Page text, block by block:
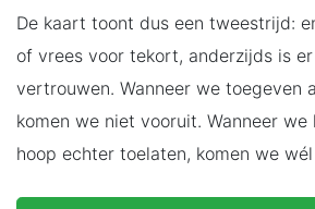
De kaart toont dus een tweestrijd:
of vrees voor tekort, anderzijds is
vertrouwen. Wanneer we toegeven
komen we niet vooruit. Wanneer
hoop echter toelaten, komen we